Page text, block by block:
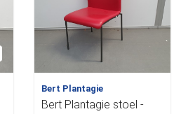
Bert Plantagie
Bert Plantagie stoel -